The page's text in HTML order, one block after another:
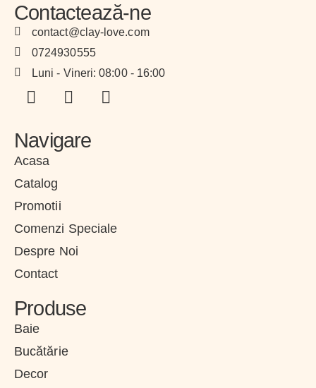
Contactează-ne
contact@clay-love.com
0724930555
Luni - Vineri: 08:00 - 16:00
Navigare
Acasa
Catalog
Promotii
Comenzi Speciale
Despre Noi
Contact
Produse
Baie
Bucătărie
Decor